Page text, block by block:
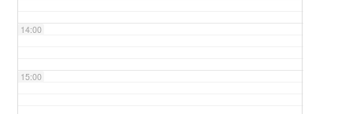
14:00
15:00